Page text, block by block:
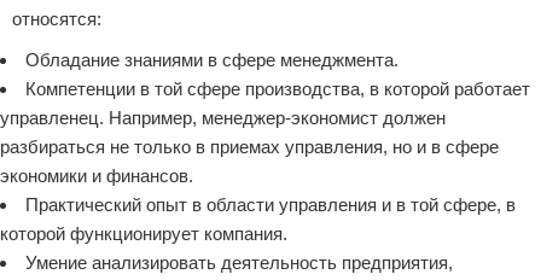
относятся:
Обладание знаниями в сфере менеджмента.
Компетенции в той сфере производства, в которой работает
управленец. Например, менеджер-экономист должен
разбираться не только в приемах управления, но и в сфере
экономики и финансов.
Практический опыт в области управления и в той сфере, в
которой функционирует компания.
Умение анализировать деятельность предприятия,